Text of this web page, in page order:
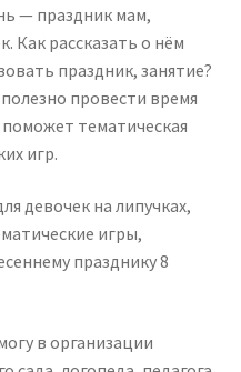
— праздник мам,
Как рассказать о нём
праздник, занятие?
провести время
тематическая
игр.
девочек на липучках,
игры,
празднику 8
в организации